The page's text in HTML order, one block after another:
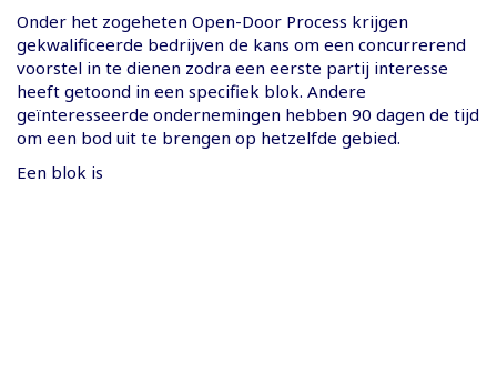
Onder het zogeheten Open-Door Process krijgen
gekwalificeerde bedrijven de kans om een concurrerend
voorstel in te dienen zodra een eerste partij interesse
heeft getoond in een specifiek blok. Andere
geïnteresseerde ondernemingen hebben 90 dagen de tijd
om een bod uit te brengen op hetzelfde gebied.
Een blok is